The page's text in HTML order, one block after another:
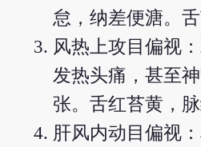
怠，纳差便溏。
风热上攻目偏视
发热头痛，甚至
张。舌红苔黄，脉
肝风内动目偏视